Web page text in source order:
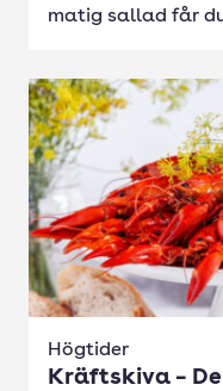
matig sallad får
Högtider
Kräftskiva –